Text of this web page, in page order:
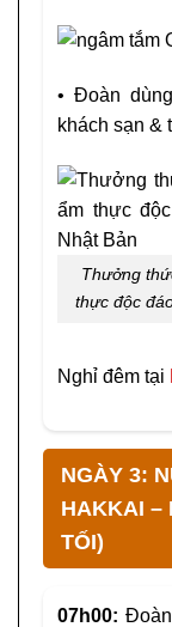
• Đoàn
khách sạn &
Thưởng
thực độc
Nghỉ đêm tại
NGÀY 3:
HAKKAI –
TỐI)
07h00: